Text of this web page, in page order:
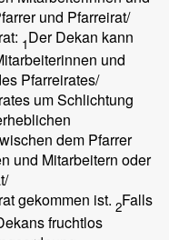
und Pfarreirat/
1Der Dekan kann
und
Pfarreirates/
um Schlichtung
dem Pfarrer
und Mitarbeitern oder
gekommen ist. 2Falls
fruchtlos